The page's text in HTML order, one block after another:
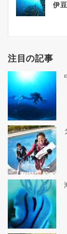
ビ
ー
シ
ョ
ン
伊
注目の記事